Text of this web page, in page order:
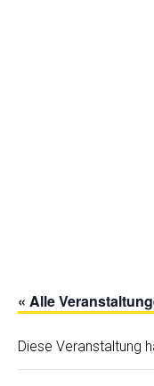
« Alle
Diese Veranstaltung